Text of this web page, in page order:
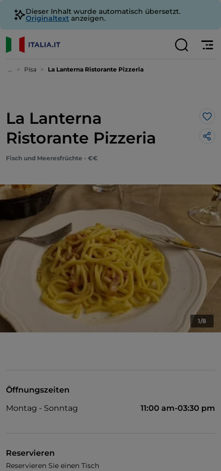
Dieser Inhalt wurde automatisch übersetzt.
Originaltext anzeigen.
... Pisa La Lanterna Ristorante Pizzeria
La Lanterna
Ristorante Pizzeria
Fisch und Meeresfrüchte - €€
1/8
Öffnungszeiten
Montag - Sonntag
11:00 am-03:30 pm
Reservieren
Reservieren Sie einen Tisch